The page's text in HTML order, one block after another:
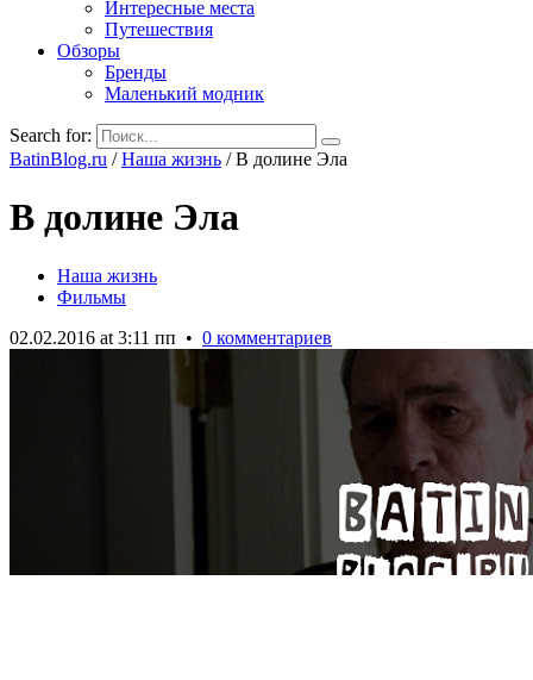
Интересные места
Путешествия
Обзоры
Бренды
Маленький модник
Search for:
BatinBlog.ru /Наша жизнь /В долине Эла
В долине Эла
Наша жизнь
Фильмы
02.02.2016 at 3:11 пп • 0 комментариев